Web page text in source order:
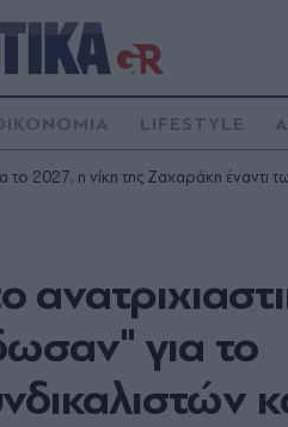
LIFESTYLE
2027, η νίκη της Ζαχαράκη έναντι
για το